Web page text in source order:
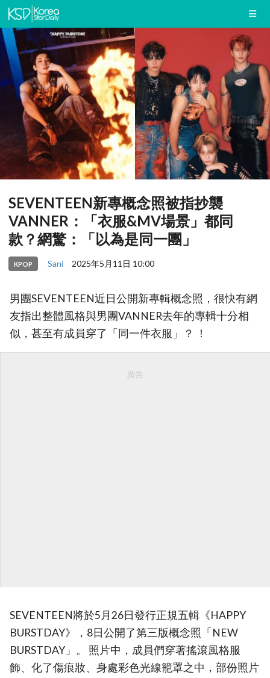
SEVENTEEN新專概念照被指抄襲
VANNER：「衣服&MV場景」都同
款？網驚：「以為是同一團」
KPOP Sani 2025年5月11日 10:00
男團SEVENTEEN近日公開新專輯概念照，很快有網
友指出整體風格與男團VANNER去年的專輯十分相
似，甚至有成員穿了「同一件衣服」？ ！
廣告
SEVENTEEN將於5月26日發行正規五輯《HAPPY
BURSTDAY》，8日公開了第三版概念照「NEW
BURSTDAY」。 照片中，成員們穿著搖滾風格服
飾、化了傷痕妝、身處彩色光線籠罩之中，部份照片